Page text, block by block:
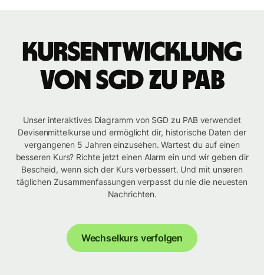
Kursentwicklung
von SGD zu PAB
Unser interaktives Diagramm von SGD zu PAB verwendet
Devisenmittelkurse und ermöglicht dir, historische Daten der
vergangenen 5 Jahren einzusehen. Wartest du auf einen
besseren Kurs? Richte jetzt einen Alarm ein und wir geben dir
Bescheid, wenn sich der Kurs verbessert. Und mit unseren
täglichen Zusammenfassungen verpasst du nie die neuesten
Nachrichten.
Wechselkurs verfolgen